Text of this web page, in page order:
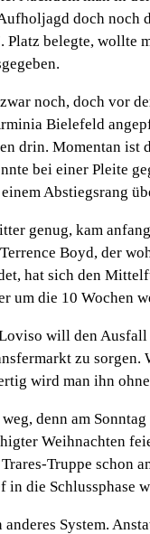
doch noch
Platz belegte, wollte
noch, doch vor
Bielefeld
drin. Momentan ist
bei einer Pleite
Abstiegsrang
genug, kam
Boyd, der
hat sich den
um die 10 Wochen
will den Ausfall
zu
wird man ihn
denn am
Weihnachten
Truppe schon
die Schlussphase
System.